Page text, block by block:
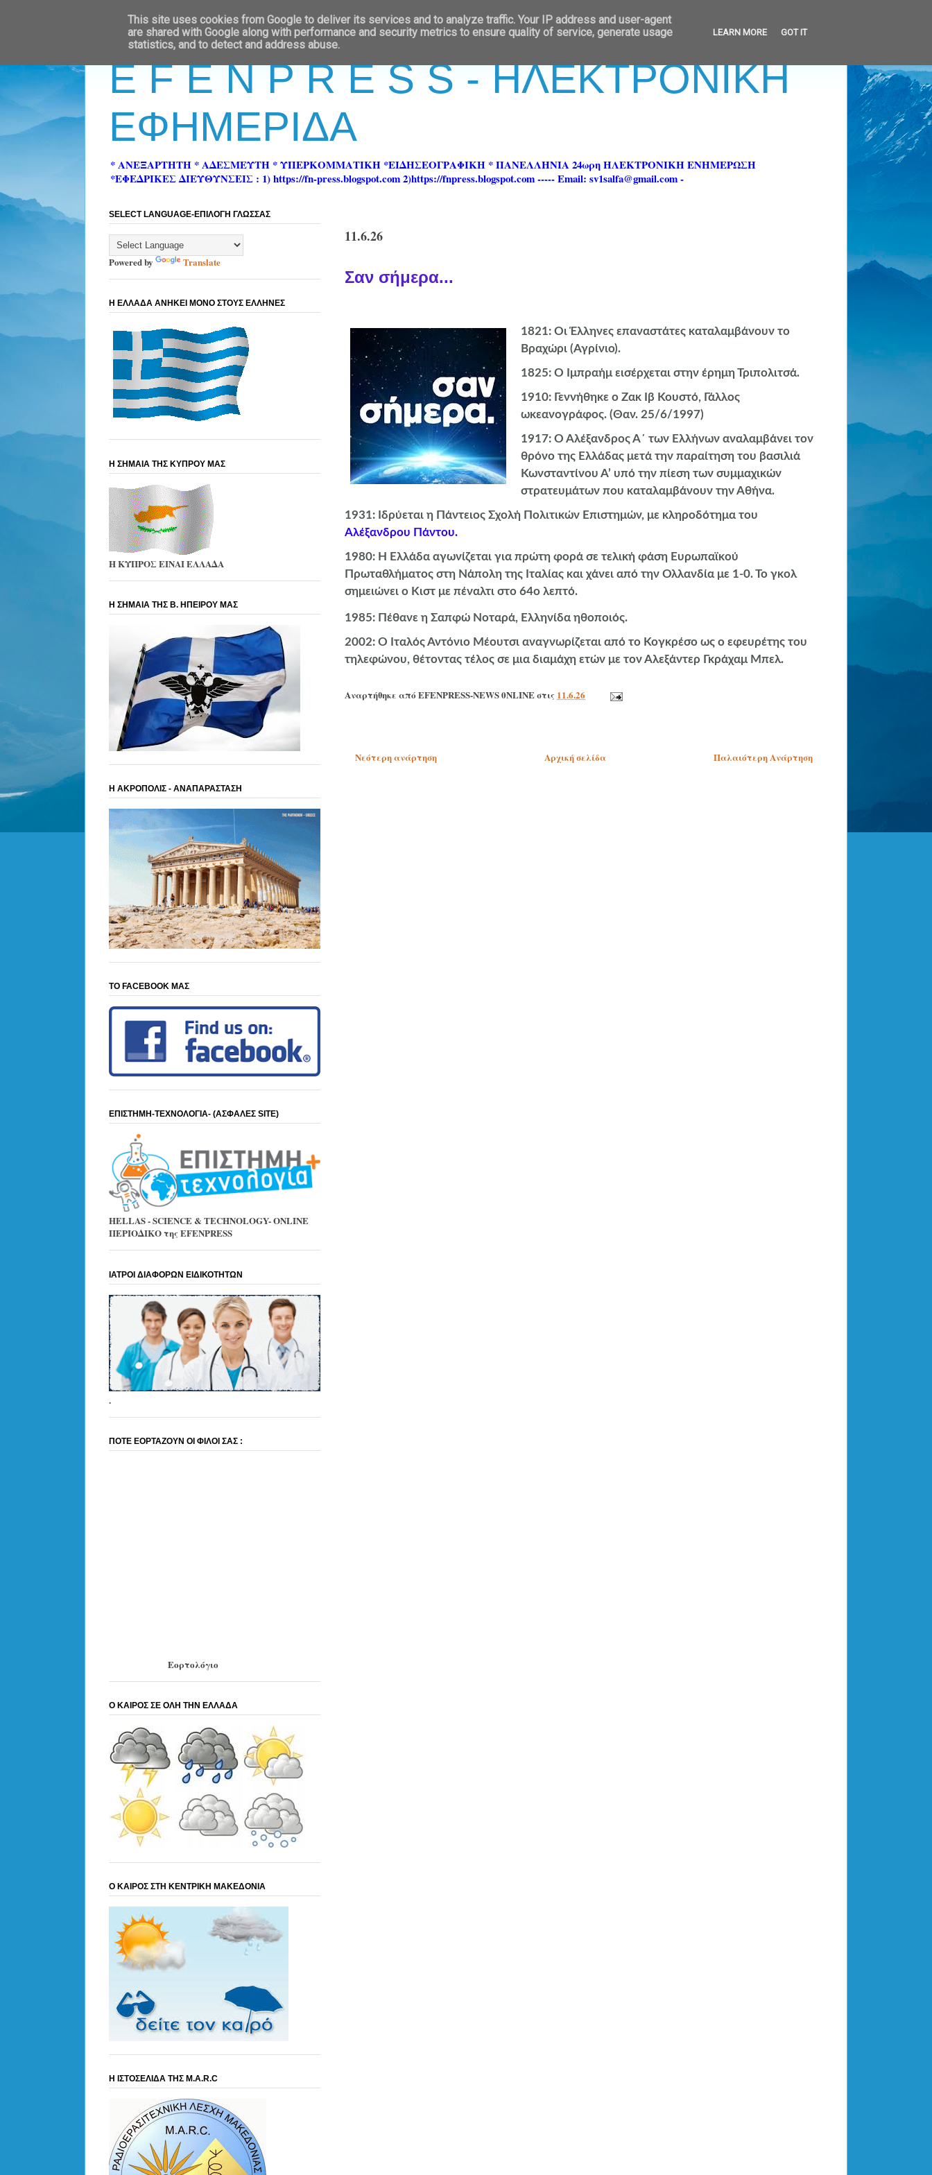
E F E N P R E S S - ΗΛΕΚΤΡΟΝΙΚΗ
ΕΦΗΜΕΡΙΔΑ
* ΑΝΕΞΑΡΤΗΤΗ * ΑΔΕΣΜΕΥΤΗ * ΥΠΕΡΚΟΜΜΑΤΙΚΗ *ΕΙΔΗΣΕΟΓΡΑΦΙΚΗ * ΠΑΝΕΛΛΗΝΙΑ 24ωρη ΗΛΕΚΤΡΟΝΙΚΗ ΕΝΗΜΕΡΩΣΗ
*ΕΦΕΔΡΙΚΕΣ ΔΙΕΥΘΥΝΣΕΙΣ : 1) https://fn-press.blogspot.com 2)https://fnpress.blogspot.com ----- Email: sv1salfa@gmail.com -
11.6.26
Σαν σήμερα...
1821: Οι Έλληνες επαναστάτες καταλαμβάνουν το
Βραχώρι (Αγρίνιο).
1825: Ο Ιμπραήμ εισέρχεται στην έρημη Τριπολιτσά.
1910: Γεννήθηκε ο Ζακ Ιβ Κουστό, Γάλλος
ωκεανογράφος. (Θαν. 25/6/1997)
1917: Ο Αλέξανδρος Α΄ των Ελλήνων αναλαμβάνει τον
θρόνο της Ελλάδας μετά την παραίτηση του βασιλιά
Κωνσταντίνου Α’ υπό την πίεση των συμμαχικών
στρατευμάτων που καταλαμβάνουν την Αθήνα.
1931: Ιδρύεται η Πάντειος Σχολή Πολιτικών Επιστημών, με κληροδότημα του
Αλέξανδρου Πάντου.
1980: Η Ελλάδα αγωνίζεται για πρώτη φορά σε τελική φάση Ευρωπαϊκού
Πρωταθλήματος στη Νάπολη της Ιταλίας και χάνει από την Ολλανδία με 1-0. Το γκολ
σημειώνει ο Κιστ με πέναλτι στο 64ο λεπτό.
1985: Πέθανε η Σαπφώ Νοταρά, Ελληνίδα ηθοποιός.
2002: Ο Ιταλός Αντόνιο Μέουτσι αναγνωρίζεται από το Κογκρέσο ως ο εφευρέτης του
τηλεφώνου, θέτοντας τέλος σε μια διαμάχη ετών με τον Αλεξάντερ Γκράχαμ Μπελ.
Αναρτήθηκε από EFENPRESS-NEWS 0NLINEστις 11.6.26
Νεότερη ανάρτηση Παλαιότερη Ανάρτηση
Αρχική σελίδα
SELECT LANGUAGE-ΕΠΙΛΟΓΗ ΓΛΩΣΣΑΣ
Powered by Translate
Η ΕΛΛΑΔΑ ΑΝΗΚΕΙ ΜΟΝΟ ΣΤΟΥΣ ΕΛΛΗΝΕΣ
Η ΣΗΜΑΙΑ ΤΗΣ ΚΥΠΡΟΥ ΜΑΣ
Η ΚΥΠΡΟΣ ΕΙΝΑΙ ΕΛΛΑΔΑ
Η ΣΗΜΑΙΑ ΤΗΣ Β. ΗΠΕΙΡΟΥ ΜΑΣ
Η ΑΚΡΟΠΟΛΙΣ - ΑΝΑΠΑΡΑΣΤΑΣΗ
ΤΟ FACEBOOK ΜΑΣ
ΕΠΙΣΤΗΜΗ-ΤΕΧΝΟΛΟΓΙΑ- (ΑΣΦΑΛΕΣ SITE)
HELLAS - SCIENCE & TECHNOLOGY- ONLINE
ΠΕΡΙΟΔΙΚΟ της EFENPRESS
ΙΑΤΡΟΙ ΔΙΑΦΟΡΩΝ ΕΙΔΙΚΟΤΗΤΩΝ
.
ΠΟΤΕ ΕΟΡΤΑΖΟΥΝ ΟΙ ΦΙΛΟΙ ΣΑΣ :
Εορτολόγιο
Ο ΚΑΙΡΟΣ ΣΕ ΟΛΗ ΤΗΝ ΕΛΛΑΔΑ
Ο ΚΑΙΡΟΣ ΣΤΗ ΚΕΝΤΡΙΚΗ ΜΑΚΕΔΟΝΙΑ
Η ΙΣΤΟΣΕΛΙΔΑ ΤΗΣ M.A.R.C
This site uses cookies from Google to deliver its services and to analyze traffic. Your IP address and user-agent
are shared with Google along with performance and security metrics to ensure quality of service, generate usage
statistics, and to detect and address abuse.
LEARN MORE GOT IT